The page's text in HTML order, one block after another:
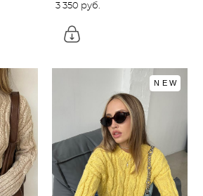
3 350 pуб.
NEW